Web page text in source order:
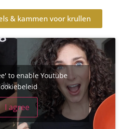
& kammen voor krullen
to enable Youtube
I agree